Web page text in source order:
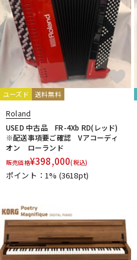
ユーズド 送料無料
Roland
USED 中古品 FR-4Xb RD(レッド)
※配送事項要ご確認 Vアコーディ
オン ローランド
販売価格¥398,000(税込)
ポイント：1% (3618pt)